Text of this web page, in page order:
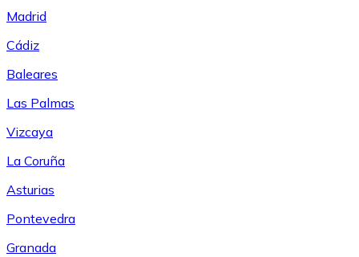
Madrid
Cádiz
Baleares
Las Palmas
Vizcaya
La Coruña
Asturias
Pontevedra
Granada